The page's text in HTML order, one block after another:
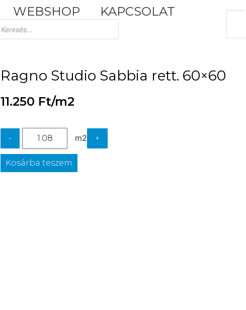
WEBSHOP KAPCSOLAT
Tuscania Durango Medium
Ragno Studio Sabbia rett. 60×60
11.250 Ft/m2
- m2 +
Kosárba teszem